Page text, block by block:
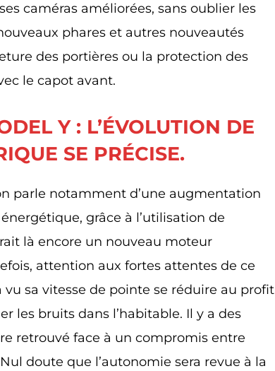
caméras améliorées, sans oublier les
phares et autres nouveautés
des portières ou la protection des
le capot avant.
Y : L’ÉVOLUTION DE
SE PRÉCISE.
parle notamment d’une augmentation
grâce à l’utilisation de
là encore un nouveau moteur
attention aux fortes attentes de ce
vu sa vitesse de pointe se réduire au profit
les bruits dans l’habitable. Il y a des
retrouvé face à un compromis entre
doute que l’autonomie sera revue à la